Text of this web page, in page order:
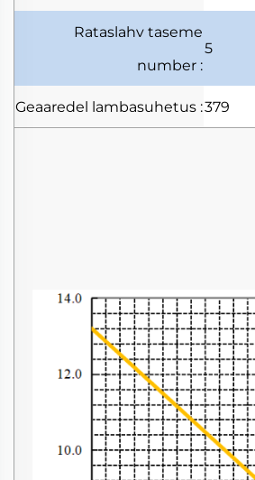
Rataslahv taseme
number :
5
Geaaredel lambasuhetus :379